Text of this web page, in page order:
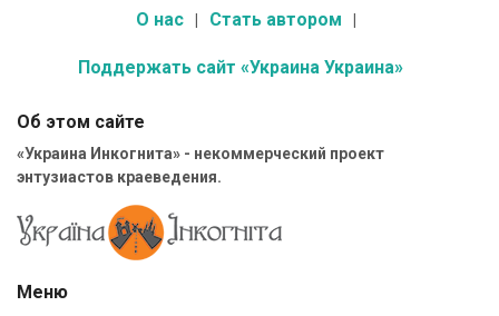
О нас Стать автором
Поддержать сайт «Украина Украина»
Об этом сайте
«Украина Инкогнита» - некоммерческий проект
энтузиастов краеведения.
Меню